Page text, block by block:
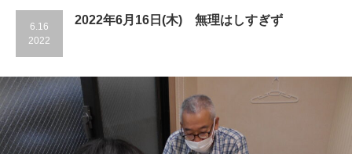
6.16
2022
2022年6月16日(木) 無理はしすぎず